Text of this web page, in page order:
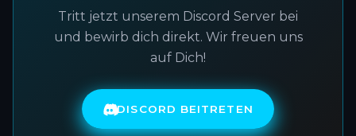
Tritt jetzt unserem Discord Server bei
und bewirb dich direkt. Wir freuen uns
auf Dich!
DISCORD BEITRETEN